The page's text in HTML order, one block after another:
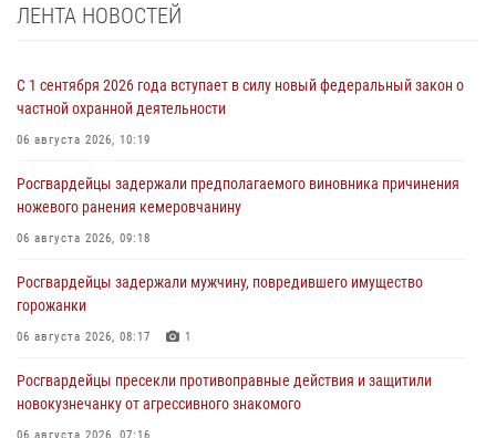
ЛЕНТА НОВОСТЕЙ
С 1 сентября 2026 года вступает в силу новый федеральный закон о
частной охранной деятельности
06 августа 2026, 10:19
Росгвардейцы задержали предполагаемого виновника причинения
ножевого ранения кемеровчанину
06 августа 2026, 09:18
Росгвардейцы задержали мужчину, повредившего имущество
горожанки
06 августа 2026, 08:17 1
Росгвардейцы пресекли противоправные действия и защитили
новокузнечанку от агрессивного знакомого
06 августа 2026, 07:16